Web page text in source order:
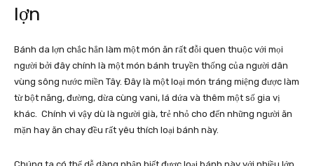
lợn
Bánh da lợn chắc hẳn làm một món ăn rất đỗi quen thuộc với mọi
người bởi đây chính là một món bánh truyền thống của người dân
vùng sông nước miền Tây. Đây là một loại món tráng miệng được làm
từ bột năng, đường, dừa cùng vani, lá dứa và thêm một số gia vị
khác. Chính vì vậy dù là người già, trẻ nhỏ cho đến những người ăn
mặn hay ăn chay đều rất yêu thích loại bánh này.